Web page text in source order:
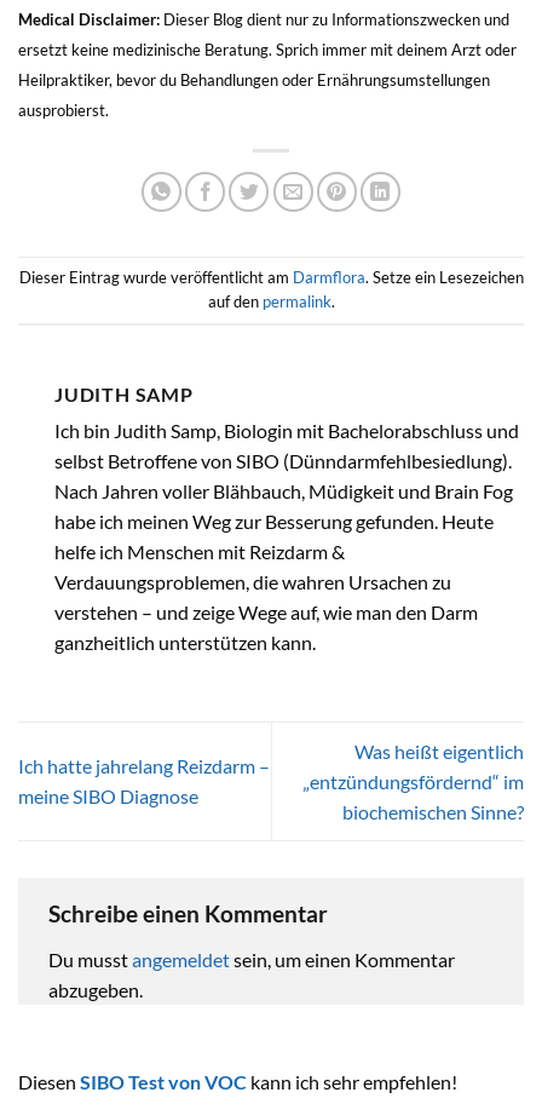
Medical Disclaimer: Dieser Blog dient nur zu Informationszwecken und
ersetzt keine medizinische Beratung. Sprich immer mit deinem Arzt oder
Heilpraktiker, bevor du Behandlungen oder Ernährungsumstellungen
ausprobierst.
Dieser Eintrag wurde veröffentlicht am Darmflora. Setze ein Lesezeichen
auf den permalink.
JUDITH SAMP
Ich bin Judith Samp, Biologin mit Bachelorabschluss und
selbst Betroffene von SIBO (Dünndarmfehlbesiedlung).
Nach Jahren voller Blähbauch, Müdigkeit und Brain Fog
habe ich meinen Weg zur Besserung gefunden. Heute
helfe ich Menschen mit Reizdarm &
Verdauungsproblemen, die wahren Ursachen zu
verstehen – und zeige Wege auf, wie man den Darm
ganzheitlich unterstützen kann.
Ich hatte jahrelang Reizdarm –
meine SIBO Diagnose
Was heißt eigentlich
„entzündungsfördernd“ im
biochemischen Sinne?
Schreibe einen Kommentar
Du musstangemeldetsein, um einen Kommentar
abzugeben.
Diesen SIBO Test von VOC kann ich sehr empfehlen!